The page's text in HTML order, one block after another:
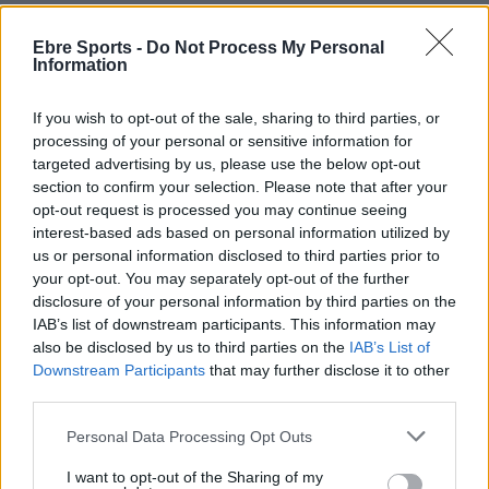
Ebre Sports - Do Not Process My Personal
Information
If you wish to opt-out of the sale, sharing to third parties, or
processing of your personal or sensitive information for
targeted advertising by us, please use the below opt-out
section to confirm your selection. Please note that after your
opt-out request is processed you may continue seeing
interest-based ads based on personal information utilized by
us or personal information disclosed to third parties prior to
your opt-out. You may separately opt-out of the further
disclosure of your personal information by third parties on the
IAB’s list of downstream participants. This information may
also be disclosed by us to third parties on the IAB’s List of
Downstream Participants that may further disclose it to other
Personal Data Processing Opt Outs
I want to opt-out of the Sharing of my
van estar imparables en atac. Al descans el marcador ja
mostrava més del doble de gols per part dels tortosins.
aturades i gols. En tot moment es va mantenir el doble de
gols que fins i tot es va incrementar al final.
I ara, a encarar la darrera jornada contra l’Amposta amb
l’objectiu d’assegurar la segona plaça d’aquesta fase.
INFANTIL MASCULÍ (1a CATALANA – 1a
fase G.E)
CE Tortosa:
Donnay, Iker, Pau Mateu, Àlex Mateu,